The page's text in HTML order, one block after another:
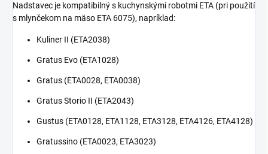
Nadstavec je kompatibilný s kuchynskými robotmi ETA (pri použití
s mlynčekom na mäso ETA 6075), napríklad:
Kuliner II (ETA2038)
Gratus Evo (ETA1028)
Gratus (ETA0028, ETA0038)
Gratus Storio II (ETA2043)
Gustus (ETA0128, ETA1128, ETA3128, ETA4126, ETA4128)
Gratussino (ETA0023, ETA3023)